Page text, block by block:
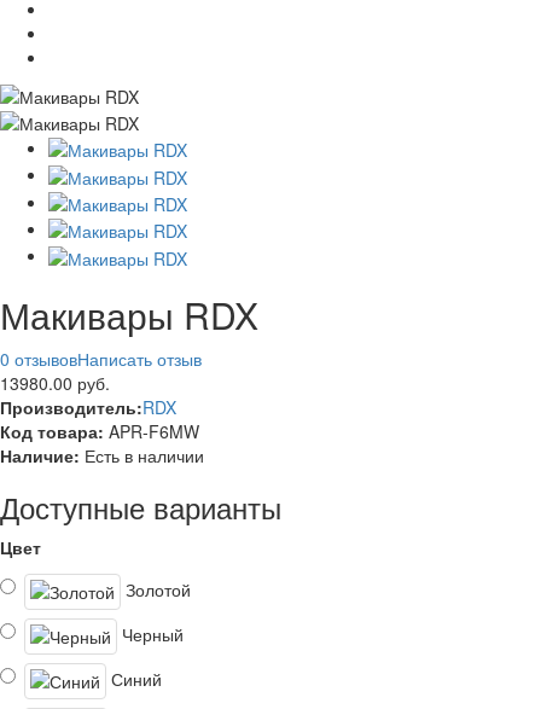
Макивары RDX
0 отзывовНаписать отзыв
13980.00 руб.
Производитель:RDX
Код товара: APR-F6MW
Наличие: Есть в наличии
Доступные варианты
Цвет
Золотой
Черный
Синий